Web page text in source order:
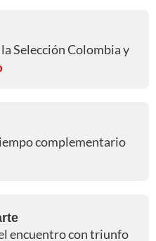
Selección Colombia y
complementario
encuentro con triunfo